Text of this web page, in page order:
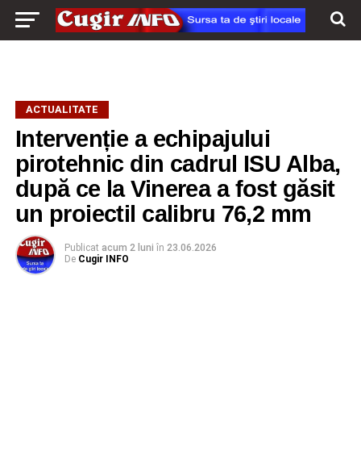
ACTUALITATE
Intervenție a echipajului
pirotehnic din cadrul ISU Alba,
după ce la Vinerea a fost găsit
un proiectil calibru 76,2 mm
Publicat acum 2 luni în 23.06.2026
De Cugir INFO